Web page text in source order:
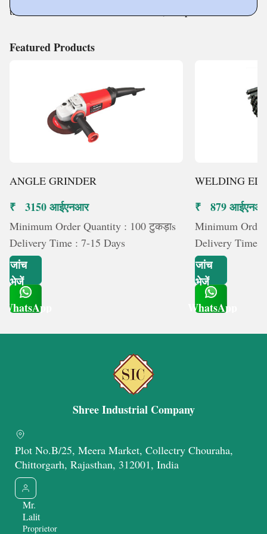
trusted vendors in the market. Thus, the products are
Featured Products
ANGLE GRINDER
₹ 3150 आईएनआर
Minimum Order Quantity : 100 टुकड़ाs
Delivery Time : 7-15 Days
जांच
भेजें
WhatsApp
WELDING
₹ 879
Minimum
Delivery Time :
जांच
भेजें
WhatsApp
Shree Industrial Company
Plot No.B/25, Meera Market, Collectry Chouraha,
Chittorgarh, Rajasthan, 312001, India
Mr.
Lalit
Proprietor